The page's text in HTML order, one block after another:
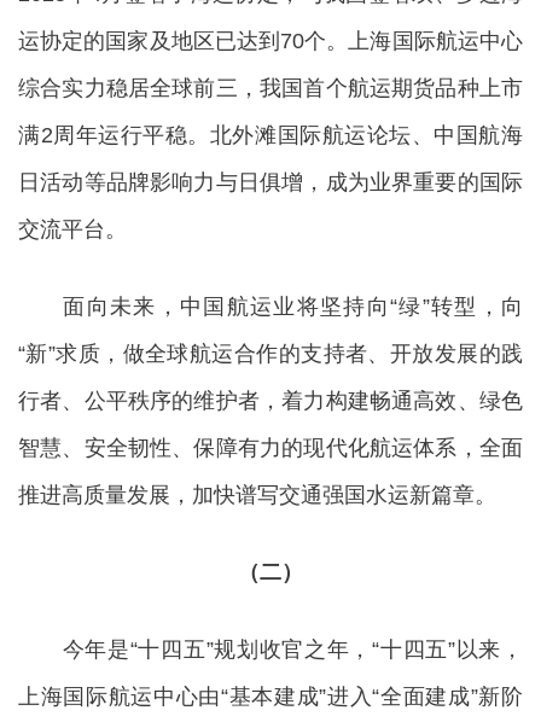
运协定的国家及地区已达到70个。上海国际航运中心
综合实力稳居全球前三，我国首个航运期货品种上市
满2周年运行平稳。北外滩国际航运论坛、中国航海
日活动等品牌影响力与日俱增，成为业界重要的国际
交流平台。
面向未来，中国航运业将坚持向“绿”转型，向
“新”求质，做全球航运合作的支持者、开放发展的践
行者、公平秩序的维护者，着力构建畅通高效、绿色
智慧、安全韧性、保障有力的现代化航运体系，全面
推进高质量发展，加快谱写交通强国水运新篇章。
（二）
今年是“十四五”规划收官之年，“十四五”以来，
上海国际航运中心由“基本建成”进入“全面建成”新阶